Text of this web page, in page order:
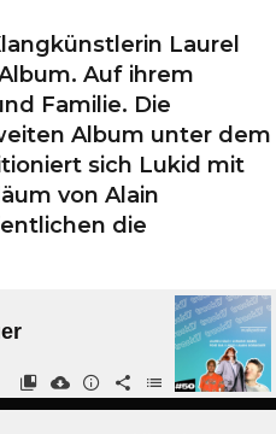
Laurel
Auf ihrem
Familie. Die
Album unter dem
sich Lukid mit
von Alain
die